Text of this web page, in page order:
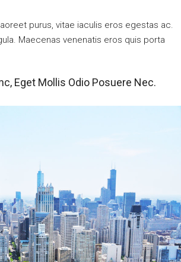
purus, vitae iaculis eros egestas ac.
Maecenas venenatis eros quis porta
Eget Mollis Odio Posuere Nec.